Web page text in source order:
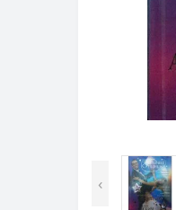
‹